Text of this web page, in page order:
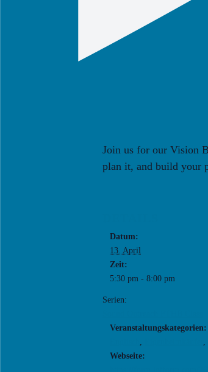
Join us for our Vision
plan it, and build your
Datum:
13. April
Zeit:
5:30 pm - 8:00 pm
Serien:
Veranstaltungskategorien:
, ,
Webseite: